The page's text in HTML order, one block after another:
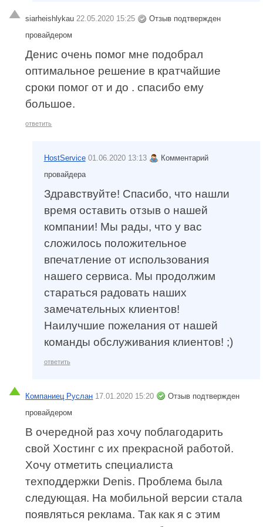
siarheishlykau 22.05.2020 15:25
Отзыв подтвержден
провайдером
Денис очень помог мне подобрал
оптимальное решение в кратчайшие
сроки помог от и до . спасибо ему
большое.
ответить
HostService 01.06.2020 13:13
Комментарий
провайдера
Здравствуйте! Спасибо, что нашли
время оставить отзыв о нашей
компании! Мы рады, что у вас
сложилось положительное
впечатление от использования
нашего сервиса. Мы продолжим
стараться радовать наших
замечательных клиентов!
Наилучшие пожелания от нашей
команды обслуживания клиентов! ;)
ответить
Компаниец Руслан 17.01.2020 15:20
Отзыв подтвержден
провайдером
В очередной раз хочу поблагодарить
свой Хостинг с их прекрасной работой.
Хочу отметить специалиста
техподдержки Denis. Проблема была
следующая. На мобильной версии стала
появляться реклама. Так как я с этим